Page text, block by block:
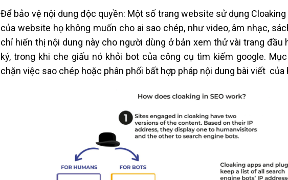
Để bảo vệ nội dung độc quyền: Một số trang website sử dụng
của website họ không muốn cho ai sao chép, như video, âm nhạc,
chỉ hiển thị nội dung này cho người dùng ở bản xem thử vài trang đầu
ký, trong khi che giấu nó khỏi bot của công cụ tìm kiếm google.
chặn việc sao chép hoặc phân phối bất hợp pháp nội dung bài viết của